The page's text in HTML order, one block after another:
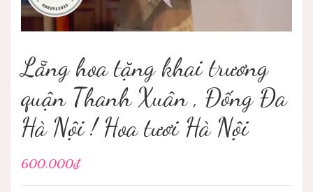
Lẵng hoa tặng khai trương
quận Thanh Xuân , Đống Đa
Hà Nội ! Hoa tươi Hà Nội
600.000₫